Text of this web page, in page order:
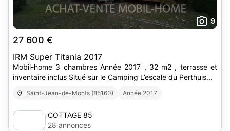
9
27 600 €
IRM Super Titania 2017
Mobil-home 3 chambres Année 2017 , 32 m2 , terrasse et
inventaire inclus Situé sur le Camping L’escale du Perthuis...
Saint-Jean-de-Monts (85160) Année 2017
COTTAGE 85
28 annonces